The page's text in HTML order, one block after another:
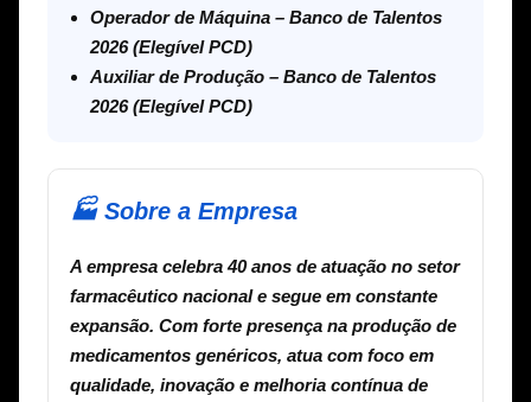
Operador de Máquina – Banco de Talentos
2026 (Elegível PCD)
Auxiliar de Produção – Banco de Talentos
2026 (Elegível PCD)
🏭 Sobre a Empresa
A empresa celebra 40 anos de atuação no setor
farmacêutico nacional e segue em constante
expansão. Com forte presença na produção de
medicamentos genéricos, atua com foco em
qualidade, inovação e melhoria contínua de